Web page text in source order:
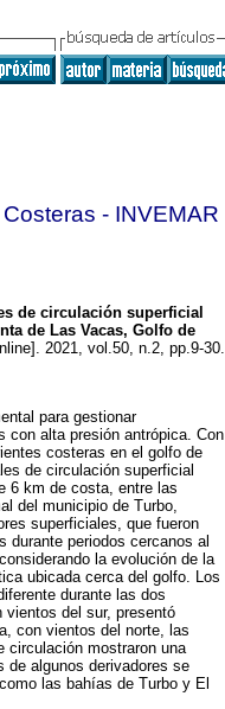
- INVEMAR
de circulación superficial
de Las Vacas, Golfo de
2021, vol.50, n.2, pp.9-30.
para gestionar
con alta presión antrópica. Con
costeras en el golfo de
de circulación superficial
6 km de costa, entre las
del municipio de Turbo,
superficiales, que fueron
durante periodos cercanos al
la evolución de la
ubicada cerca del golfo. Los
durante las dos
del sur, presentó
con vientos del norte, las
circulación mostraron una
de algunos derivadores se
las bahías de Turbo y El